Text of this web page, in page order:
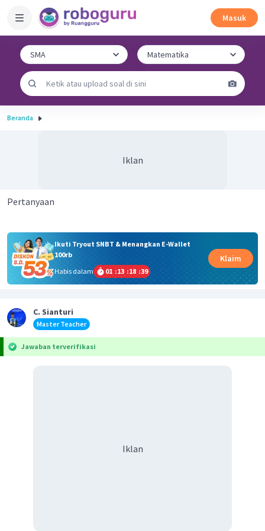
Masuk
Beranda
Iklan
Pertanyaan
Ikuti Tryout SNBT & Menangkan E-Wallet
100rb
Habis dalam
01 :13 :18 :39
Klaim
C. Sianturi
Master Teacher
Jawaban terverifikasi
Iklan